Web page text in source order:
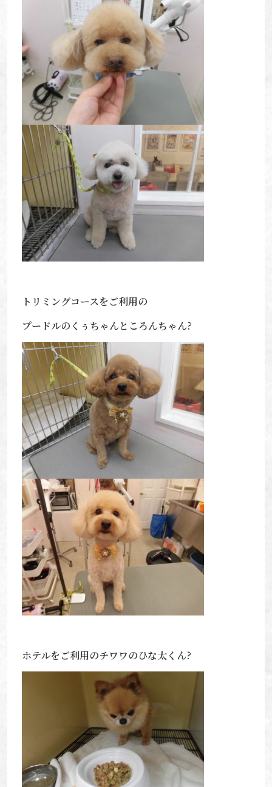
トリミングコースをご利用の
プードルのくぅちゃんところんちゃん?
ホテルをご利用のチワワのひな太くん?